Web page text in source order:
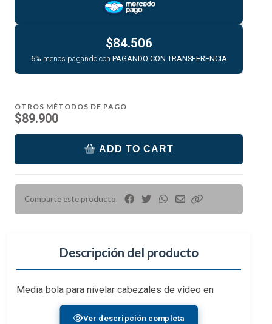
$84.506
6% menos pagando con PAGANDO CON TRANSFERENCIA
OTROS MÉTODOS DE PAGO
$89.900
ADD TO CART
Comparte este producto
Descripción del producto
Media bola para nivelar cabezales de vídeo en
trípodes de vídeo provistos de un tazón de 75 mm.
Ver descripción completa